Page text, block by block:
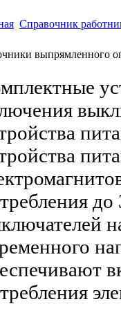
Справочник
выпрямленного